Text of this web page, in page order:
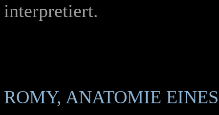
interpretiert.
ROMY, ANATOMIE